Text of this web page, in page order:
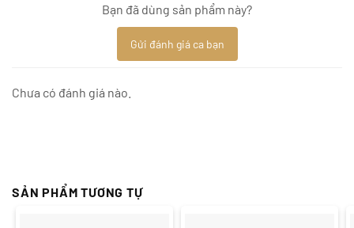
Bạn đã dùng sản phẩm này?
Gửi đánh giá ca bạn
Chưa có đánh giá nào.
SẢN PHẨM TƯƠNG TỰ